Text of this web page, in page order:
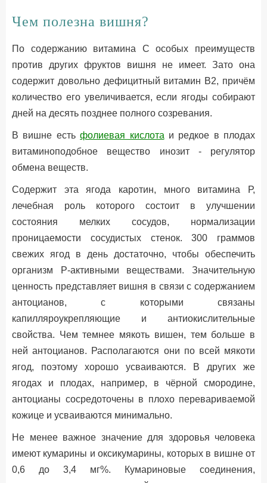
Чем полезна вишня?
По содержанию витамина С особых преимуществ
против других фруктов вишня не имеет. Зато она
содержит довольно дефицитный витамин В2, причём
количество его увеличивается, если ягоды собирают
дней на десять позднее полного созревания.
В вишне естьфолиевая кислота и редкое в плодах
витаминоподобное вещество инозит - регулятор
обмена веществ.
Содержит эта ягода каротин, много витамина Р,
лечебная роль которого состоит в улучшении
состояния мелких сосудов, нормализации
проницаемости сосудистых стенок. 300 граммов
свежих ягод в день достаточно, чтобы обеспечить
организм Р-активными веществами. Значительную
ценность представляет вишня в связи с содержанием
антоцианов, с которыми связаны
капилляроукрепляющие и антиокислительные
свойства. Чем темнее мякоть вишен, тем больше в
ней антоцианов. Располагаются они по всей мякоти
ягод, поэтому хорошо усваиваются. В других же
ягодах и плодах, например, в чёрной смородине,
антоцианы сосредоточены в плохо перевариваемой
кожице и усваиваются минимально.
Не менее важное значение для здоровья человека
имеют кумарины и оксикумарины, которых в вишне от
0,6 до 3,4 мг%. Кумариновые соединения,